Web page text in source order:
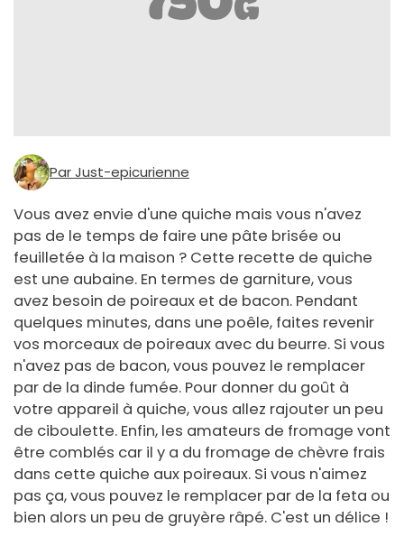
Par Just-epicurienne
Vous avez envie d'une quiche mais vous n'avez
pas de le temps de faire une pâte brisée ou
feuilletée à la maison ? Cette recette de quiche
est une aubaine. En termes de garniture, vous
avez besoin de poireaux et de bacon. Pendant
quelques minutes, dans une poêle, faites revenir
vos morceaux de poireaux avec du beurre. Si vous
n'avez pas de bacon, vous pouvez le remplacer
par de la dinde fumée. Pour donner du goût à
votre appareil à quiche, vous allez rajouter un peu
de ciboulette. Enfin, les amateurs de fromage vont
être comblés car il y a du fromage de chèvre frais
dans cette quiche aux poireaux. Si vous n'aimez
pas ça, vous pouvez le remplacer par de la feta ou
bien alors un peu de gruyère râpé. C'est un délice !